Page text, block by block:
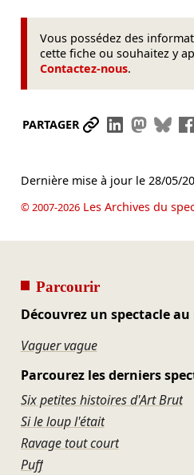
Vous possédez des
cette fiche ou souhaitez y
Contactez-nous.
PARTAGER Partager le lien
Partager
Dernière mise à jour le 28/05/
© 2007-2026Les Archives du
Parcourir
Découvrez un spectacle
Vaguer vague
Parcourez les derniers
Six petites histoires d'Art Brut
Si le loup l'était
Ravage tout court
Puff